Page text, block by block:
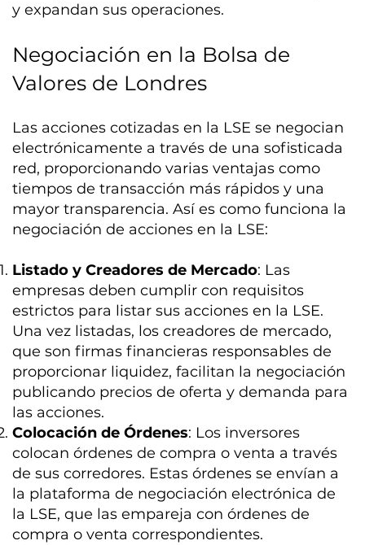
y expandan sus operaciones.
Negociación en la Bolsa de
Valores de Londres
Las acciones cotizadas en la LSE se negocian
electrónicamente a través de una sofisticada
red, proporcionando varias ventajas como
tiempos de transacción más rápidos y una
mayor transparencia. Así es como funciona la
negociación de acciones en la LSE:
Listado y Creadores de Mercado: Las
empresas deben cumplir con requisitos
estrictos para listar sus acciones en la LSE.
Una vez listadas, los creadores de mercado,
que son firmas financieras responsables de
proporcionar liquidez, facilitan la negociación
publicando precios de oferta y demanda para
las acciones.
Colocación de Órdenes: Los inversores
colocan órdenes de compra o venta a través
de sus corredores. Estas órdenes se envían a
la plataforma de negociación electrónica de
la LSE, que las empareja con órdenes de
compra o venta correspondientes.